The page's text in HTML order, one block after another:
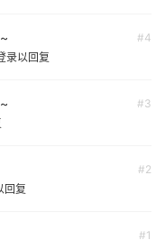
#4
录以回复
#3
#2
回复
#1